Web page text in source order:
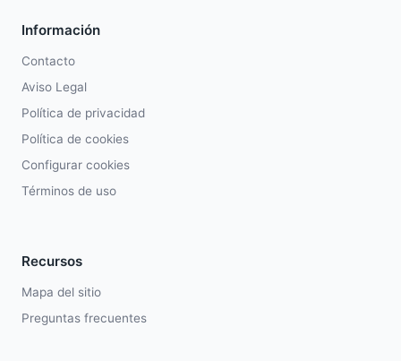
Información
Contacto
Aviso Legal
Política de privacidad
Política de cookies
Configurar cookies
Términos de uso
Recursos
Mapa del sitio
Preguntas frecuentes